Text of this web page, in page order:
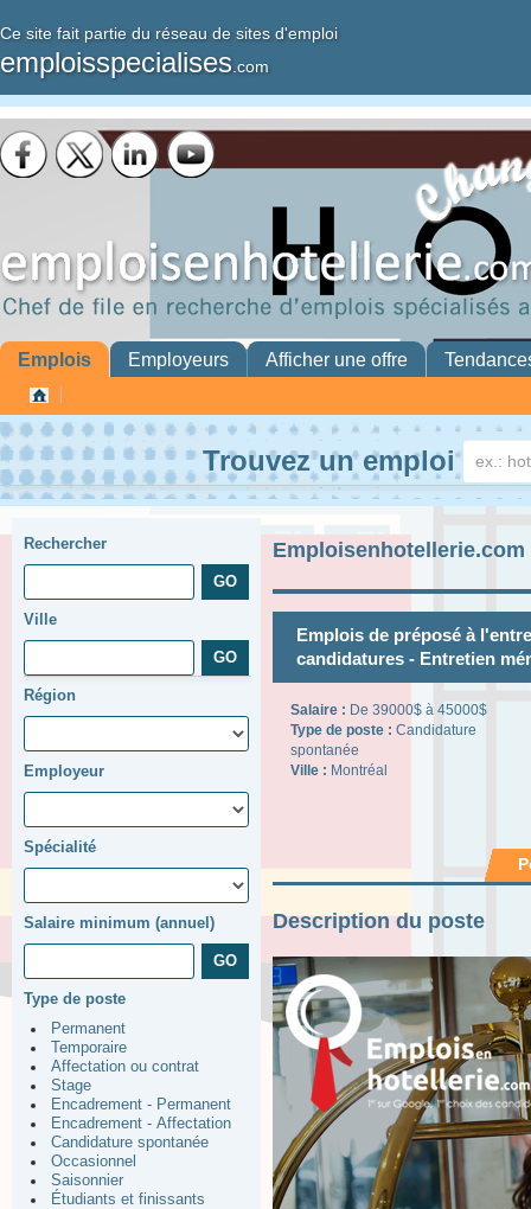
Ce site fait partie du réseau de sites d'emploi
emploisspecialises .com
Emplois Employeurs Afficher une offre
Trouvez un emploi
Rechercher
Ville
Région
Employeur
Spécialité
Salaire minimum (annuel)
Type de poste
Permanent
Temporaire
Affectation ou contrat
Stage
Encadrement - Permanent
Encadrement - Affectation
Candidature spontanée
Occasionnel
Saisonnier
Étudiants et finissants
Emplois de préposé à
candidatures - Entretien
Salaire : De 39000$ à 45000$
Type de poste : Candidature
spontanée
Ville : Montréal
Description du poste